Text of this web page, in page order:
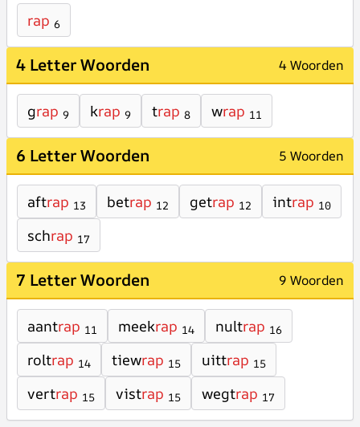
rap 6
4 Letter Woorden 4 Woorden
grap 9 krap 9 trap 8 wrap 11
6 Letter Woorden 5 Woorden
aftrap 13 betrap 12 getrap 12 intrap 10
schrap 17
7 Letter Woorden 9 Woorden
aantrap 11 meekrap 14 nultrap 16
roltrap 14 tiewrap 15 uittrap 15
vertrap 15 vistrap 15 wegtrap 17